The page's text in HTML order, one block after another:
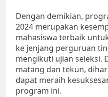
Dengan demikian,
2024 merupakan
mahasiswa terbaik
ke jenjang perguruan
mengikuti ujian seleksi.
matang dan tekun,
dapat meraih
program ini.